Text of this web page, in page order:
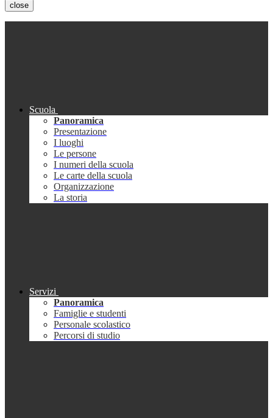
close
Scuola
Panoramica
Presentazione
I luoghi
Le persone
I numeri della scuola
Le carte della scuola
Organizzazione
La storia
Servizi
Panoramica
Famiglie e studenti
Personale scolastico
Percorsi di studio